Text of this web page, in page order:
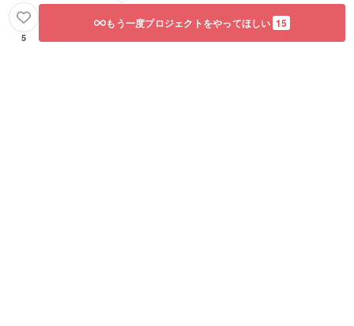
5
もう一度プロジェクトをやってほしい 15